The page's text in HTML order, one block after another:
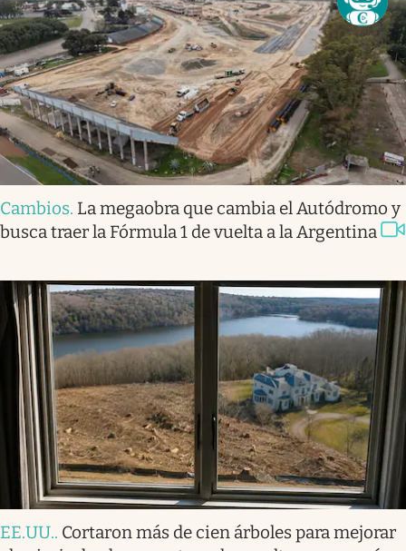
Cambios. La megaobra que cambia el Autódromo y
busca traer la Fórmula 1 de vuelta a la Argentina
EE.UU.. Cortaron más de cien árboles para mejorar